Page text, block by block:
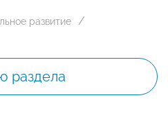
развитие
раздела